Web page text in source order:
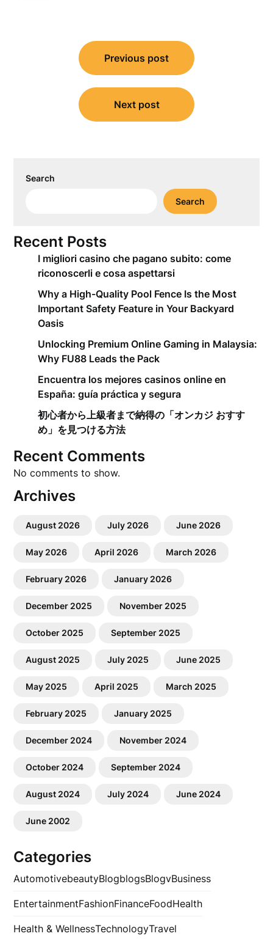
navigation
Previous post
Next post
Search
Search
Recent Posts
I migliori casino che pagano subito: come
riconoscerli e cosa aspettarsi
Why a High-Quality Pool Fence Is the Most
Important Safety Feature in Your Backyard
Oasis
Unlocking Premium Online Gaming in Malaysia:
Why FU88 Leads the Pack
Encuentra los mejores casinos online en
España: guía práctica y segura
初心者から上級者まで納得の「オンカジ おすす
め」を見つける方法
Recent Comments
No comments to show.
Archives
August 2026 July 2026 June 2026
May 2026 April 2026 March 2026
February 2026 January 2026
December 2025 November 2025
October 2025 September 2025
August 2025 July 2025 June 2025
May 2025 April 2025 March 2025
February 2025 January 2025
December 2024 November 2024
October 2024 September 2024
August 2024 July 2024 June 2024
June 2002
Categories
AutomotivebeautyBlogblogsBlogvBusiness
EntertainmentFashionFinanceFoodHealth
Health & WellnessTechnologyTravel